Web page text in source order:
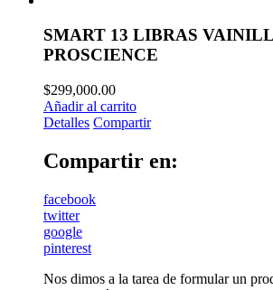
SMART 13 LIBRAS
PROSCIENCE
$299,000.00
Añadir al carrito
Detalles Compartir
Compartir en:
facebook
twitter
google
pinterest
Nos dimos a la tarea de formular un